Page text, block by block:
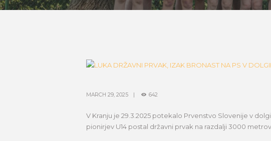
MARCH 29, 2025 642
V Kranju je 29.3.2025 potekalo Prvenstvo Slovenije v
pionirjev U14 postal državni prvak na razdalji 3000